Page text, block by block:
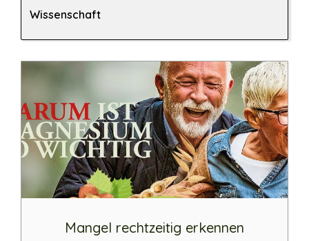
Wissenschaft
Mangel rechtzeitig erkennen